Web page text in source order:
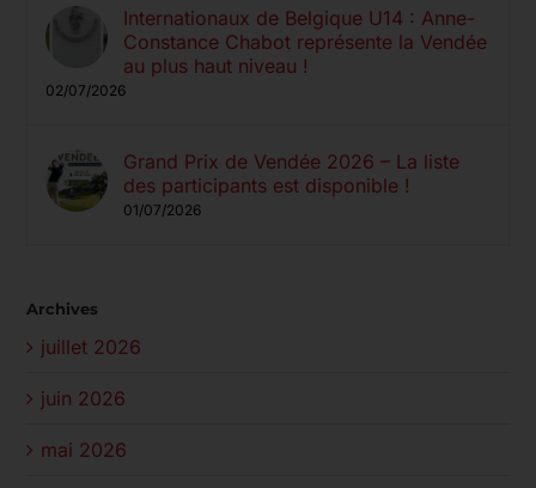
Internationaux de Belgique U14 : Anne-
Constance Chabot représente la Vendée
au plus haut niveau !
02/07/2026
Grand Prix de Vendée 2026 – La liste
des participants est disponible !
01/07/2026
Archives
juillet 2026
juin 2026
mai 2026